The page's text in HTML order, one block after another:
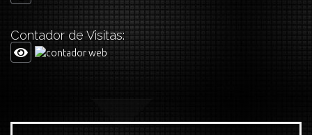
Contador de Visitas: